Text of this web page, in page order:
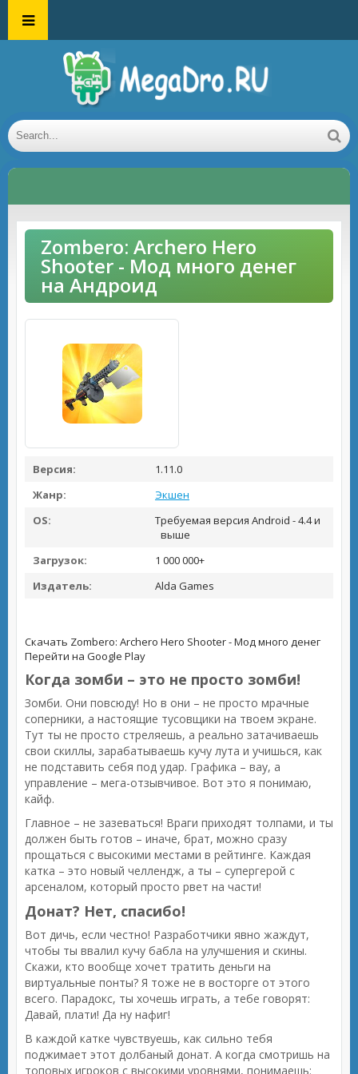
Zombero: Archero Hero
Shooter - Мод много денег
на Андроид
Версия:
1.11.0
Жанр:
Экшен
OS:
Требуемая версия Android - 4.4 и
выше
Загрузок:
1 000 000+
Издатель:
Alda Games
Скачать Zombero: Archero Hero Shooter - Мод много денег
Перейти на Google Play
Когда зомби – это не просто зомби!
Зомби. Они повсюду! Но в они – не просто мрачные
соперники, а настоящие тусовщики на твоем экране.
Тут ты не просто стреляешь, а реально затачиваешь
свои скиллы, зарабатываешь кучу лута и учишься, как
не подставить себя под удар. Графика – вау, а
управление – мега-отзывчивое. Вот это я понимаю,
кайф.
Главное – не зазеваться! Враги приходят толпами, и ты
должен быть готов – иначе, брат, можно сразу
прощаться с высокими местами в рейтинге. Каждая
катка – это новый челлендж, а ты – супергерой с
арсеналом, который просто рвет на части!
Донат? Нет, спасибо!
Вот дичь, если честно! Разработчики явно жаждут,
чтобы ты ввалил кучу бабла на улучшения и скины.
Скажи, кто вообще хочет тратить деньги на
виртуальные понты? Я тоже не в восторге от этого
всего. Парадокс, ты хочешь играть, а тебе говорят:
Давай, плати! Да ну нафиг!
В каждой катке чувствуешь, как сильно тебя
поджимает этот долбаный донат. А когда смотришь на
топовых игроков с высокими уровнями, понимаешь: